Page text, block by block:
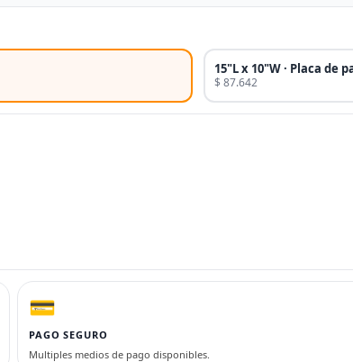
15"L x 10"W · Placa de
$ 87.642
💳
PAGO SEGURO
Multiples medios de pago disponibles.